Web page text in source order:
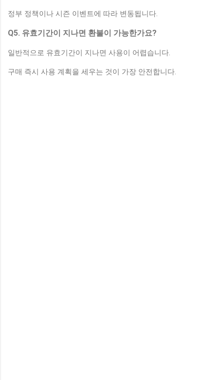
정부 정책이나 시즌 이벤트에 따라 변동됩니다.
Q5. 유효기간이 지나면 환불이 가능한가요?
일반적으로 유효기간이 지나면 사용이 어렵습니다.
구매 즉시 사용 계획을 세우는 것이 가장 안전합니다.